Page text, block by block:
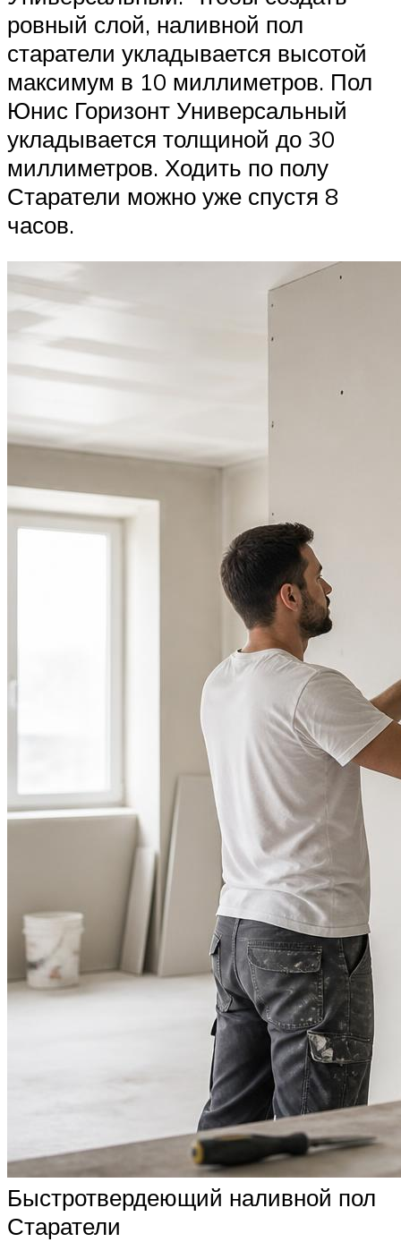
ровный слой, наливной пол
старатели укладывается высотой
максимум в 10 миллиметров. Пол
Юнис Горизонт Универсальный
укладывается толщиной до 30
миллиметров. Ходить по полу
Старатели можно уже спустя 8
часов.
Быстротвердеющий наливной пол
Старатели